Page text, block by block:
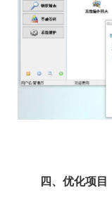
四、优化项目